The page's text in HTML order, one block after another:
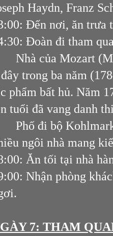
Haydn, Franz
Đến nơi, ăn trưa
Đoàn đi tham
Nhà của Mozart
trong ba năm
phẩm bất hủ. Năm
tuổi đã vang danh
Phố đi bộ
ngôi nhà mang
Ăn tối tại nhà
Nhận phòng
7: THAM